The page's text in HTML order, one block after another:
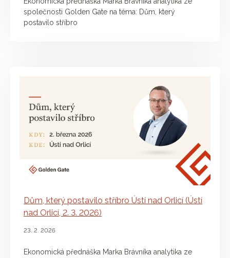
společnosti Golden Gate na téma: Dům, který
postavilo stříbro
Dům, který postavilo stříbro Ústí nad Orlicí (Ústí
nad Orlicí, 2. 3. 2026)
23. 2. 2026
Ekonomická přednáška Marka Brávníka analytika ze